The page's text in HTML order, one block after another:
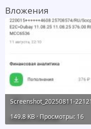
Вложения
149.8 KB · Просмотры: 16